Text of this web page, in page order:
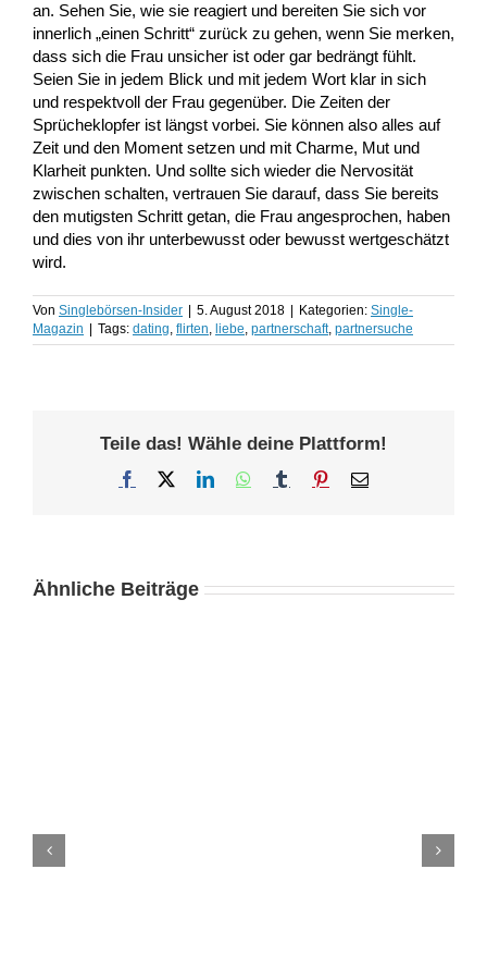
an. Sehen Sie, wie sie reagiert und bereiten Sie sich vor
innerlich „einen Schritt“ zurück zu gehen, wenn Sie merken,
dass sich die Frau unsicher ist oder gar bedrängt fühlt.
Seien Sie in jedem Blick und mit jedem Wort klar in sich
und respektvoll der Frau gegenüber. Die Zeiten der
Sprücheklopfer ist längst vorbei. Sie können also alles auf
Zeit und den Moment setzen und mit Charme, Mut und
Klarheit punkten. Und sollte sich wieder die Nervosität
zwischen schalten, vertrauen Sie darauf, dass Sie bereits
den mutigsten Schritt getan, die Frau angesprochen, haben
und dies von ihr unterbewusst oder bewusst wertgeschätzt
wird.
Von Singlebörsen-Insider 5. August 2018 Kategorien: Single-
Magazin
Tags: dating, flirten, liebe, partnerschaft, partnersuche
Teile das! Wähle deine Plattform!
Facebook LinkedInWhatsApp
Tumblr Pinterest
E-
Ähnliche Beiträge